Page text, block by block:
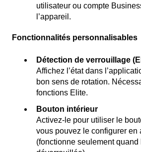
utilisateur ou compte
l’appareil.
Fonctionnalités personnalisables
Détection de verrouillage
Affichez l’état dans
bon sens de rotation.
fonctions Elite.
Bouton intérieur
Activez-le pour utiliser le
vous pouvez le configurer en
(fonctionne seulement quand